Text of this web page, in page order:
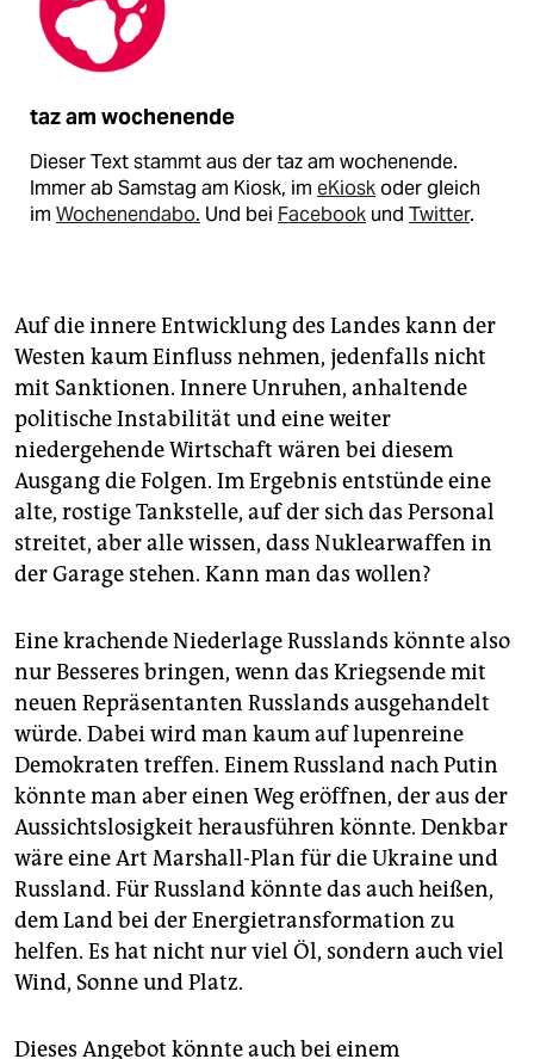
taz am wochenende
Dieser Text stammt aus der taz am wochenende.
Immer ab Samstag am Kiosk, im eKioskoder gleich
im Wochenendabo. Und bei Facebook und Twitter.
Auf die innere Entwicklung des Landes kann der
Westen kaum Einfluss nehmen, jedenfalls nicht
mit Sanktionen. Innere Unruhen, anhaltende
politische Instabilität und eine weiter
niedergehende Wirtschaft wären bei diesem
Ausgang die Folgen. Im Ergebnis entstünde eine
alte, rostige Tankstelle, auf der sich das Personal
streitet, aber alle wissen, dass Nuklear­waffen in
der Garage stehen. Kann man das wollen?
Eine krachende Niederlage Russlands könnte also
nur Besseres bringen, wenn das Kriegsende mit
neuen Repräsentanten Russlands ausgehandelt
würde. Dabei wird man kaum auf lupenreine
Demokraten treffen. Einem Russland nach Putin
könnte man aber einen Weg eröffnen, der aus der
Aussichtslosigkeit herausführen könnte. Denkbar
wäre eine Art Marshall-Plan für die Ukraine und
Russland. Für Russland könnte das auch heißen,
dem Land bei der Energietransformation zu
helfen. Es hat nicht nur viel Öl, sondern auch viel
Wind, Sonne und Platz.
Dieses Angebot könnte auch bei einem